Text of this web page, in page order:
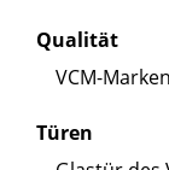
Qualität
VCM-
Türen